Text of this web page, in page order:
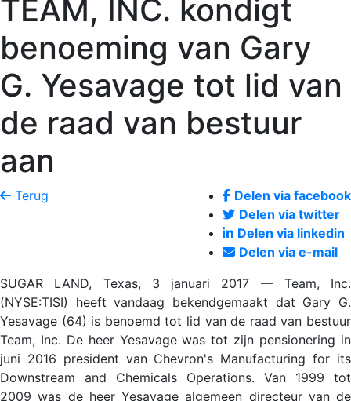
TEAM, INC. kondigt
benoeming van Gary
G. Yesavage tot lid van
de raad van bestuur
aan
Terug
Delen via facebook
Delen via twitter
Delen via linkedin
Delen via e-mail
SUGAR LAND, Texas, 3 januari 2017 — Team, Inc.
(NYSE:TISI) heeft vandaag bekendgemaakt dat Gary G.
Yesavage (64) is benoemd tot lid van de raad van bestuur
Team, Inc. De heer Yesavage was tot zijn pensionering in
juni 2016 president van Chevron's Manufacturing for its
Downstream and Chemicals Operations. Van 1999 tot
2009 was de heer Yesavage algemeen directeur van de